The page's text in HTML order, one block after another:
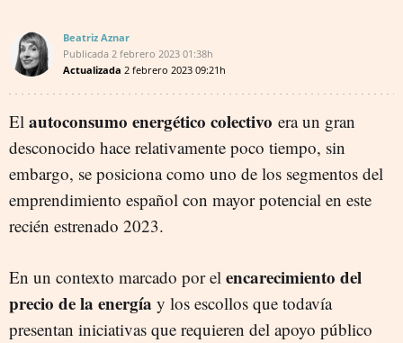
Beatriz Aznar
Publicada 2 febrero 2023 01:38h
Actualizada 2 febrero 2023 09:21h
El autoconsumo energético colectivo era un gran
desconocido hace relativamente poco tiempo, sin
embargo, se posiciona como uno de los segmentos del
emprendimiento español con mayor potencial en este
recién estrenado 2023.
En un contexto marcado por el encarecimiento del
precio de la energía y los escollos que todavía
presentan iniciativas que requieren del apoyo público